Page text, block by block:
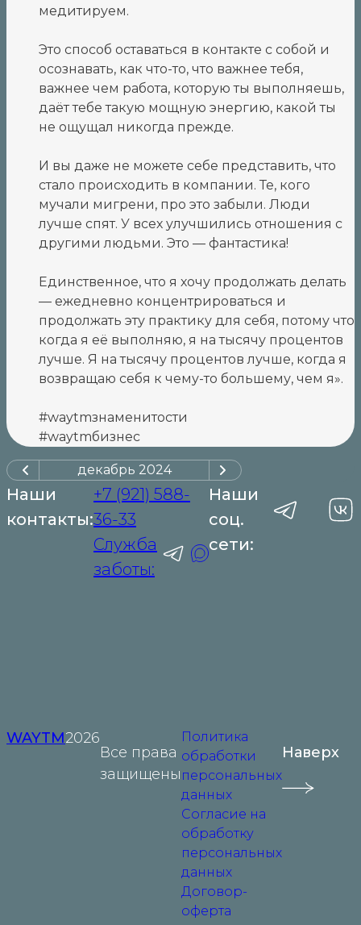
медитируем.
Это способ оставаться в контакте с собой и
осознавать, как что-то, что важнее тебя,
важнее чем работа, которую ты выполняешь,
даёт тебе такую мощную энергию, какой ты
не ощущал никогда прежде.
И вы даже не можете себе представить, что
стало происходить в компании. Те, кого
мучали мигрени, про это забыли. Люди
лучше спят. У всех улучшились отношения с
другими людьми. Это — фантастика!
Единственное, что я хочу продолжать делать
— ежедневно концентрироваться и
продолжать эту практику для себя, потому что
когда я её выполняю, я на тысячу процентов
лучше. Я на тысячу процентов лучше, когда я
возвращаю себя к чему-то большему, чем я».
#waytmзнаменитости
#waytmбизнес
декабрь 2024
Наши
контакты:
+7 (921) 588-
36-33
Служба
заботы:
Наши
соц.
сети:
WAYTM2026
Все права
защищены
Политика
обработки
персональных
данных
Согласие на
обработку
персональных
данных
Договор-
оферта
Наверх